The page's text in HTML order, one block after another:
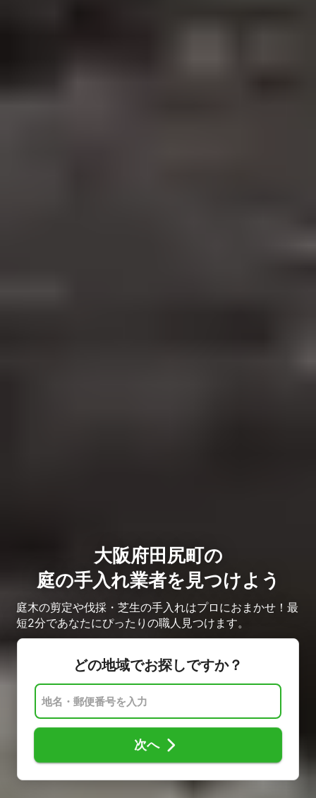
大阪府田尻町の
庭の手入れ業者を見つけよう
庭木の剪定や伐採・芝生の手入れはプロにおまかせ！最
短2分であなたにぴったりの職人見つけます。
どの地域でお探しですか？
次へ